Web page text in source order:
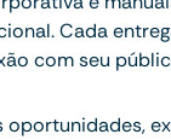
Cada
com seu
oportunidades,